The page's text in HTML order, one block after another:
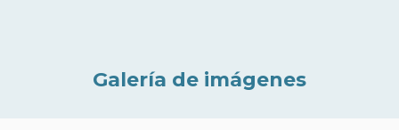
Galería de imágenes